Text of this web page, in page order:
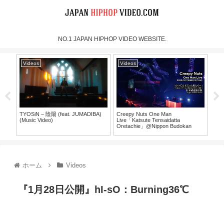
NO.1 JAPAN HIPHOP VIDEO WEBSITE.
Videos
TYOSiN – 陰陽 (feat. JUMADIBA)
(Music Video)
Videos
Creepy Nuts One Man
Live「Katsute Tensaidatta
Oretachie」@Nippon Budokan
ホーム Videos
『1月28日公開』hI-sO：Burning36℃